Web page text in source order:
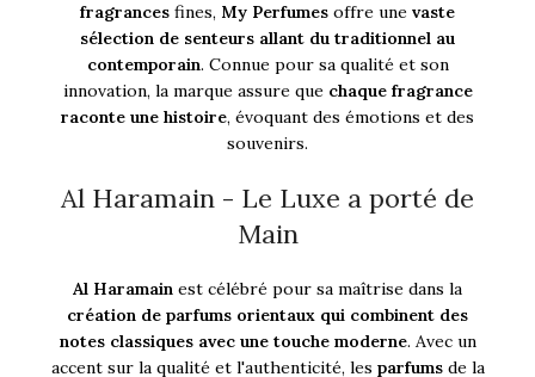
fragrances fines, My Perfumes offre une vaste
sélection de senteurs allant du traditionnel au
contemporain. Connue pour sa qualité et son
innovation, la marque assure que chaque fragrance
raconte une histoire, évoquant des émotions et des
souvenirs.
Al Haramain - Le Luxe a porté de
Main
Al Haramain est célébré pour sa maîtrise dans la
création de parfums orientaux qui combinent des
notes classiques avec une touche moderne. Avec un
accent sur la qualité et l'authenticité, les parfumsde la